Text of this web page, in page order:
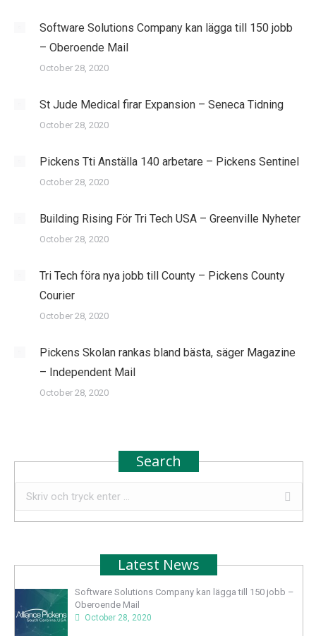
Software Solutions Company kan lägga till 150 jobb
– Oberoende Mail
October 28, 2020
St Jude Medical firar Expansion – Seneca Tidning
October 28, 2020
Pickens Tti Anställa 140 arbetare – Pickens Sentinel
October 28, 2020
Building Rising För Tri Tech USA – Greenville Nyheter
October 28, 2020
Tri Tech föra nya jobb till County – Pickens County
Courier
October 28, 2020
Pickens Skolan rankas bland bästa, säger Magazine
– Independent Mail
October 28, 2020
Search
Search:
Latest News
Software Solutions Company kan lägga till 150 jobb –
Oberoende Mail
October 28, 2020